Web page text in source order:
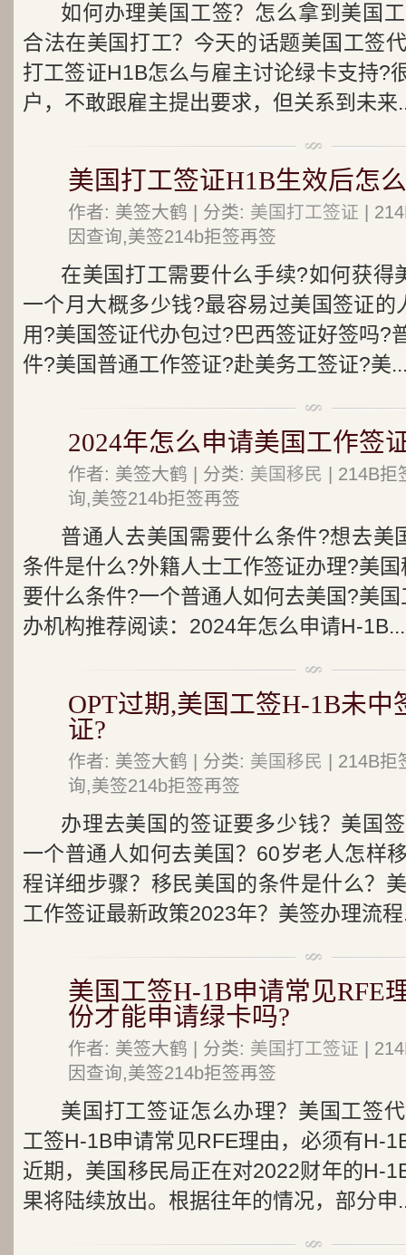
如何办理美国工签？怎么拿到美国
合法在美国打工？今天的话题美国工签
打工签证H1B怎么与雇主讨论绿卡支持?
户，不敢跟雇主提出要求，但关系到未来
美国打工签证H1B生效后怎
作者: 美签大鹤 | 分类: 美国打工签证 |
因查询,美签214b拒签再签
在美国打工需要什么手续?如何获得
一个月大概多少钱?最容易过美国签证的
用?美国签证代办包过?巴西签证好签吗?
件?美国普通工作签证?赴美务工签证?美
2024年怎么申请美国工作签
作者: 美签大鹤 | 分类: 美国移民 | 214B
询,美签214b拒签再签
普通人去美国需要什么条件?想去美
条件是什么?外籍人士工作签证办理?美
要什么条件?一个普通人如何去美国?美
办机构推荐阅读：2024年怎么申请H-1B...
OPT过期,美国工签H-1B未中
证?
作者: 美签大鹤 | 分类: 美国移民 | 214B
询,美签214b拒签再签
办理去美国的签证要多少钱？美国
一个普通人如何去美国？60岁老人怎样
程详细步骤？移民美国的条件是什么？
工作签证最新政策2023年？美签办理流
美国工签H-1B申请常见RFE
份才能申请绿卡吗?
作者: 美签大鹤 | 分类: 美国打工签证 |
因查询,美签214b拒签再签
美国打工签证怎么办理？美国工签
工签H-1B申请常见RFE理由，必须有H-
近期，美国移民局正在对2022财年的H-
果将陆续放出。根据往年的情况，部分申